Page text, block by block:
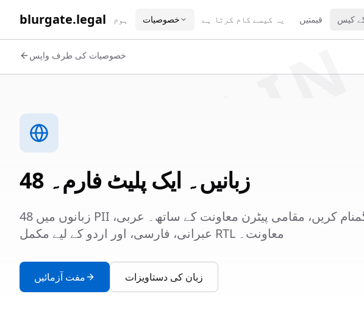
blurgate.legal ہوم خصوصیات یہ کیسے کام کرتا ہے قیمتیں کیس
خصوصیات کی طرف واپس
48 زبانیں۔ ایک پلیٹ فارم۔
48 زبانوں میں PII کا پتہ لگائیں اور گمنام کریں، مقامی پیٹرن معاونت کے ساتھ۔ عربی،
عبرانی، فارسی، اور اردو کے لیے مکمل RTL معاونت۔
مفت آزمائیں زبان کی دستاویزات